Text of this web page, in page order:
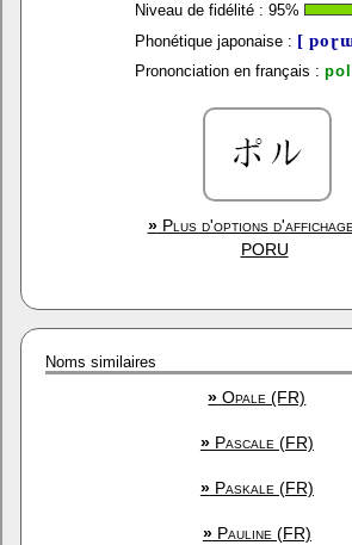
Niveau de fidélité : 95%
Phonétique japonaise : [
Prononciation en français :
»Plus d'options
PORU
Noms similaires
» Opale (FR)
»Pascale (FR)
»Paskale (FR)
»Pauline (FR)